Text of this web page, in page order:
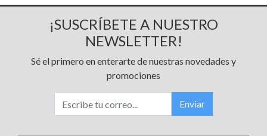
¡SUSCRÍBETE A NUESTRO
NEWSLETTER!
Sé el primero en enterarte de nuestras novedades y
promociones
Enviar